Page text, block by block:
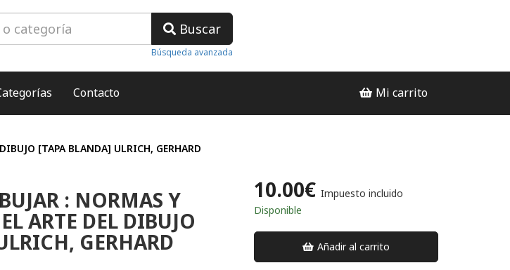
Buscar
Búsqueda avanzada
Contacto Mi carrito
[TAPA BLANDA] ULRICH, GERHARD
: NORMAS Y
ARTE DEL DIBUJO
GERHARD
10.00€ Impuesto incluido
Disponible
Añadir al carrito